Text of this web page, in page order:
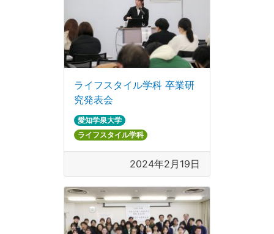
ライフスタイル学科 卒業研
究発表会
愛知学泉大学
ライフスタイル学科
2024年2月19日